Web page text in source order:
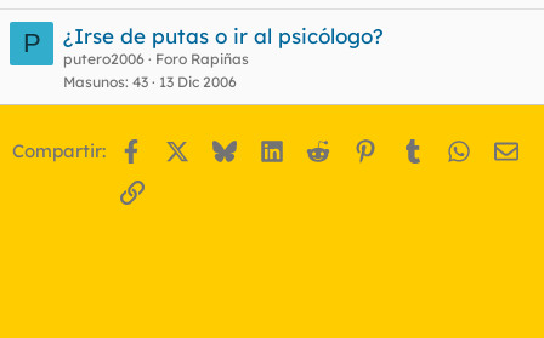
P ¿Irse de putas o ir al psicólogo?
putero2006
Foro Rapiñas
Masunos 43 13 Dic 2006
Compartir: Facebook BlueskyLinkedIn
Reddit Pinterest
Tumblr
Enlace